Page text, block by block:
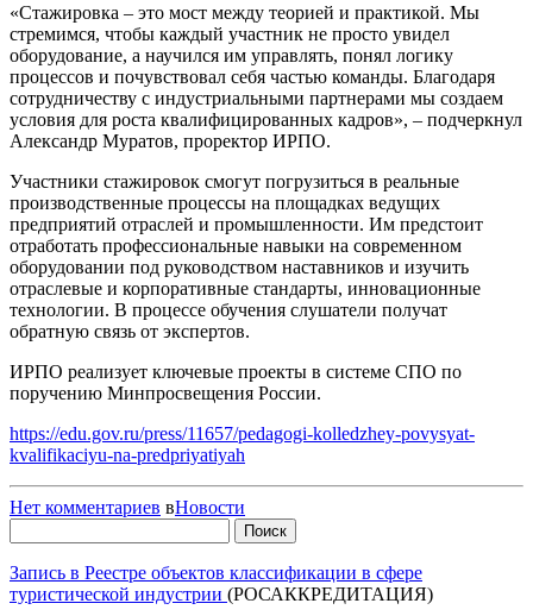
«Стажировка – это мост между теорией и практикой. Мы
стремимся, чтобы каждый участник не просто увидел
оборудование, а научился им управлять, понял логику
процессов и почувствовал себя частью команды. Благодаря
сотрудничеству с индустриальными партнерами мы создаем
условия для роста квалифицированных кадров», – подчеркнул
Александр Муратов, проректор ИРПО.
Участники стажировок смогут погрузиться в реальные
производственные процессы на площадках ведущих
предприятий отраслей и промышленности. Им предстоит
отработать профессиональные навыки на современном
оборудовании под руководством наставников и изучить
отраслевые и корпоративные стандарты, инновационные
технологии. В процессе обучения слушатели получат
обратную связь от экспертов.
ИРПО реализует ключевые проекты в системе СПО по
поручению Минпросвещения России.
https://edu.gov.ru/press/11657/pedagogi-kolledzhey-povysyat-
kvalifikaciyu-na-predpriyatiyah
Нет комментариев вНовости
Запись в Реестре объектов классификации в сфере
туристической индустрии (РОСАККРЕДИТАЦИЯ)